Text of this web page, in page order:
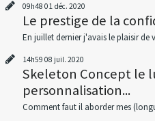
09h48 01 déc. 2020
Le prestige de la
En juillet dernier j'avais le plaisir de
14h59 08 juil. 2020
Skeleton Concept le
personnalisation...
Comment faut il aborder mes